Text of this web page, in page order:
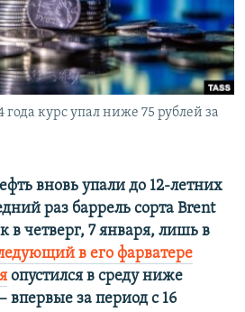
КРЫМА
года курс упал ниже 75 рублей за
вновь упали до 12-летних
раз баррель сорта Brent
в четверг, 7 января, лишь в
в его фарватере
опустился в среду ниже
впервые за период с 16